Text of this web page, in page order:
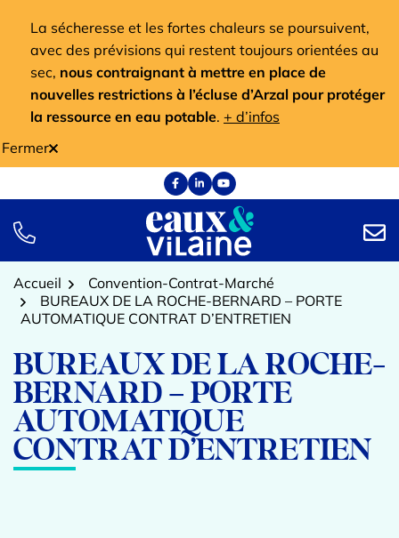
contenu
Fermer
La sécheresse et les fortes chaleurs se poursuivent,
avec des prévisions qui restent toujours orientées au
sec, nous contraignant à mettre en place de
nouvelles restrictions à l’écluse d’Arzal pour protéger
la ressource en eau potable. + d’infos
Facebook
(ouverture dans un nouvel onglet)
Linkedin
(ouverture dans un nouvel onglet)
YouTube
(ouverture dans un nouvel onglet)
TÉL.
Accueil
Convention-Contrat-Marché
BUREAUX DE LA ROCHE-BERNARD – PORTE
AUTOMATIQUE CONTRAT D’ENTRETIEN
BUREAUX DE LA ROCHE-
BERNARD – PORTE
AUTOMATIQUE
CONTRAT D’ENTRETIEN